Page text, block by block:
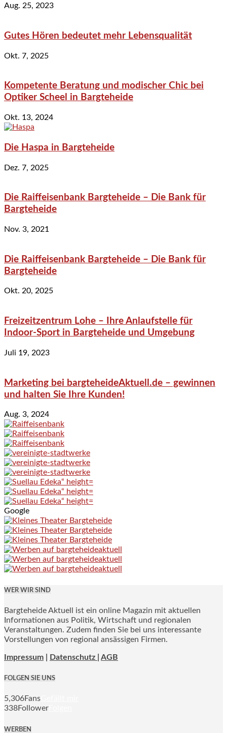
Aug. 25, 2023
Gutes Hören bedeutet mehr Lebensqualität
Okt. 7, 2025
Kompetente Beratung und modischer Chic bei
Optiker Scheel in Bargteheide
Okt. 13, 2024
Die Haspa in Bargteheide
Dez. 7, 2025
Die Raiffeisenbank Bargteheide – Die Bank für
Bargteheide
Nov. 3, 2021
Die Raiffeisenbank Bargteheide – Die Bank für
Bargteheide
Okt. 20, 2025
Freizeitzentrum Lohe – Ihre Anlaufstelle für
Indoor-Sport in Bargteheide und Umgebung
Juli 19, 2023
Marketing bei bargteheideAktuell.de – gewinnen
und halten Sie Ihre Kunden!
Aug. 3, 2024
Google
WER WIR SIND
Bargteheide Aktuell ist ein online Magazin mit aktuellen
Informationen aus Politik, Wirtschaft und regionalen
Veranstaltungen. Zudem finden Sie bei uns interessante
Vorstellungen von regional ansässigen Firmen.
Impressum Datenschutz | AGB
FOLGEN SIE UNS
5,306Fans
338Follower
WERBEN